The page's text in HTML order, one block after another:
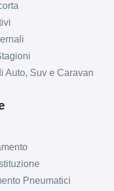
Auto, Suv e Caravan
Pneumatici